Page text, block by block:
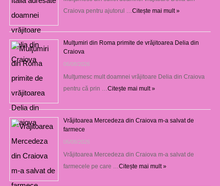
Craiova pentru ajutorul … Citește mai mult »
Mulţumiri din Roma primite de vrăjitoarea Delia din
Craiova
06/08/2026
Mulţumesc mult doamnei vrăjitoare Delia din Craiova
pentru că prin … Citește mai mult »
Vrăjitoarea Mercedeza din Craiova m-a salvat de
farmece
06/08/2026
Vrăjitoarea Mercedeza din Craiova m-a salvat de
farmecele pe care … Citește mai mult »